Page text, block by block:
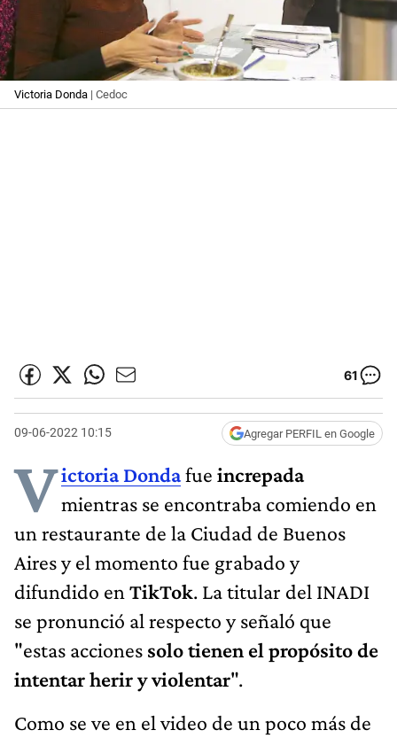
Victoria Donda | Cedoc
61
09-06-2022 10:15 Agregar PERFIL en Google
Victoria Dondafue increpada
mientras se encontraba comiendo en
un restaurante de la Ciudad de Buenos
Aires y el momento fue grabado y
difundido en TikTok. La titular del INADI
se pronunció al respecto y señaló que
"estas acciones solo tienen el propósito de
intentar herir y violentar".
Como se ve en el video de un poco más de